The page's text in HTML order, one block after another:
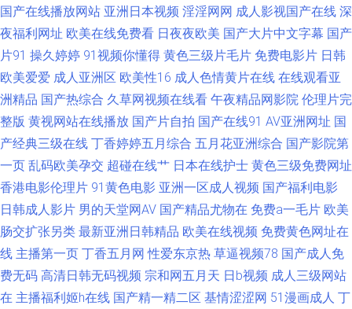
女电影 91国内视频国内 久久性网站 91不卡在线播放 福利姬www操com 欧
美涩涩热 91探花国 久久国产视频福利 亚洲先锋资源网 91在线视频 久久嫩草
精品视频影院 91色色导航导航 久久婷婷美女一区 91抱起来打桩 福利资源站
日韩潮喷 91韩剧网tv 第一福利在线导航 91大神看片 大香蕉中文娱乐 午夜仑
理 超碰91人人 婷婷国产成精品 91少妇啪啪婷婷超碰 密挑免费版官网入口
精品性爱91 日本理论片播放 91国产福利视频导航 国产欧美日本懂色云播 夜
色精品国产欧美乱 俺也去激情网 先锋av影音av成人 91影院在线 91殴美 免费
国产在线播放网站 亚洲日本视频 淫淫网网 成人影视国产在线 深
夜福利网址 欧美在线免费看 日夜夜欧美 国产大片中文字幕 国产
片91 操久婷婷 91视频你懂得 黄色三级片毛片 免费电影片 日韩
欧美爱爱 成人亚洲区 欧美性16 成人色情黄片在线 在线观看亚
洲精品 国产热综合 久草网视频在线看 午夜精品网影院 伦理片完
整版 黄视网站在线播放 国产片自拍 国产在线91 AV亚洲网址 国
产经典三级在线 丁香婷婷五月综合 五月花亚洲综合 国产影院第
一页 乱码欧美孕交 超碰在线艹 日本在线护士 黄色三级免费网址
香港电影伦理片 91黄色电影 亚洲一区成人视频 国产福利电影
日韩成人影片 男的天堂网AV 国产精品尤物在 免费a一毛片 欧美
肠交扩张另类 最新亚洲日韩精品 欧美在线视频 免费黄色网址在
线 主播第一页 丁香五月网 性爱东京热 草逼视频78 国产成人免
费无码 高清日韩无码视频 宗和网五月天 日b视频 成人三级网站
在 主播福利姬h在线 国产精一精二区 基情涩涩网 51漫画成人 丁